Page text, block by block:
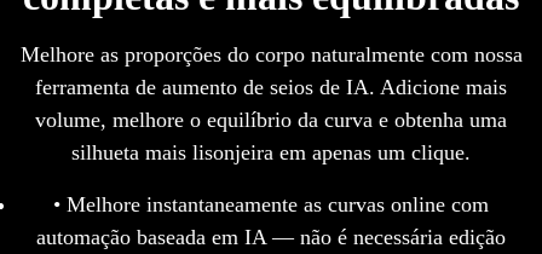
Melhore as proporções do corpo naturalmente com nossa
ferramenta de aumento de seios de IA. Adicione mais
volume, melhore o equilíbrio da curva e obtenha uma
silhueta mais lisonjeira em apenas um clique.
• Melhore instantaneamente as curvas online com
automação baseada em IA — não é necessária edição